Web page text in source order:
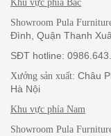
Khu vực phía Bắc
Showroom Pula
Đình, Quận Thanh
SĐT hotline:
Xưởng sản xuất: Châu
Hà Nội
Khu vực phía Nam
Showroom Pula